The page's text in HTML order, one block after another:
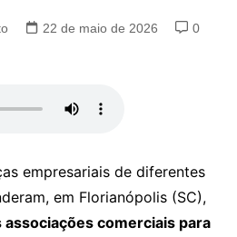
22 de maio de 2026
0
empresariais de diferentes
em Florianópolis (SC),
comerciais para